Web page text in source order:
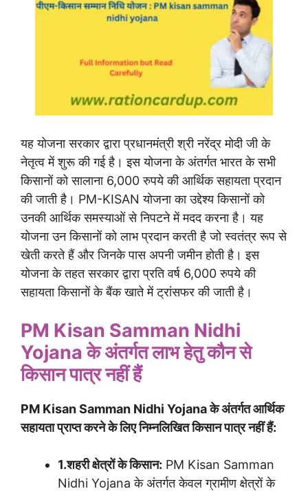
यह योजना सरकार द्वारा प्रधानमंत्री श्री नरेंद्र मोदी जी के
नेतृत्व में शुरू की गई है। इस योजना के अंतर्गत भारत के सभी
किसानों को सालाना 6,000 रुपये की आर्थिक सहायता प्रदान
की जाती है। PM-KISAN योजना का उद्देश्य किसानों को
उनकी आर्थिक समस्याओं से निपटने में मदद करना है। यह
योजना उन किसानों को लाभ प्रदान करती है जो स्वतंत्र रूप से
खेती करते हैं और जिनके पास अपनी जमीन होती है। इस
योजना के तहत सरकार द्वारा प्रति वर्ष 6,000 रुपये की
सहायता किसानों के बैंक खाते में ट्रांसफर की जाती है।
PM Kisan Samman Nidhi
Yojana के अंतर्गत लाभ हेतु कौन से
किसान पात्र नहीं हैं
PM Kisan Samman Nidhi Yojana के अंतर्गत आर्थिक
सहायता प्राप्त करने के लिए निम्नलिखित किसान पात्र नहीं हैं:
1.शहरी क्षेत्रों के किसान: PM Kisan Samman
Nidhi Yojana के अंतर्गत केवल ग्रामीण क्षेत्रों के